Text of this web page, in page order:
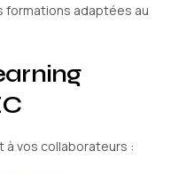
formations adaptées au
à vos collaborateurs :